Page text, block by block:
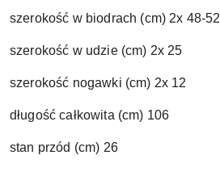
szerokość w biodrach (cm) 2x 48-52
szerokość w udzie (cm) 2x 25
szerokość nogawki (cm) 2x 12
długość całkowita (cm) 106
stan przód (cm) 26